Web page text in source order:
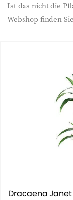
Ist das nicht die
Webshop finden
Dracaena